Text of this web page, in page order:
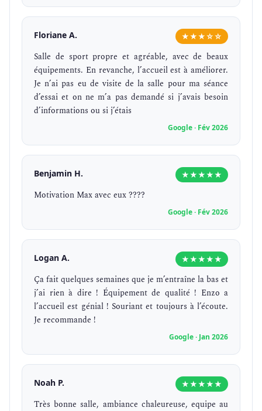
Floriane A. ★★★☆☆
Salle de sport propre et agréable, avec de beaux
équipements. En revanche, l’accueil est à améliorer.
Je n’ai pas eu de visite de la salle pour ma séance
d’essai et on ne m’a pas demandé si j’avais besoin
d’informations ou si j’étais
Google · Fév 2026
Benjamin H. ★★★★★
Motivation Max avec eux ????
Google · Fév 2026
Logan A. ★★★★★
Ça fait quelques semaines que je m’entraîne la bas et
j’ai rien à dire ! Équipement de qualité ! Enzo a
l’accueil est génial ! Souriant et toujours à l’écoute.
Je recommande !
Google · Jan 2026
Noah P. ★★★★★
Très bonne salle, ambiance chaleureuse, equipe au